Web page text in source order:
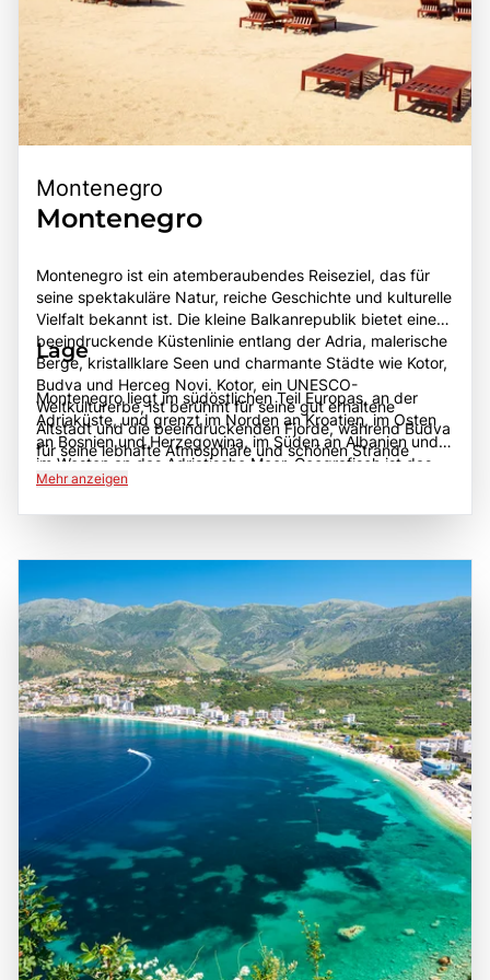
Montenegro
Montenegro
Montenegro ist ein atemberaubendes Reiseziel, das für
seine spektakuläre Natur, reiche Geschichte und kulturelle
Vielfalt bekannt ist. Die kleine Balkanrepublik bietet eine
beeindruckende Küstenlinie entlang der Adria, malerische
Berge, kristallklare Seen und charmante Städte wie Kotor,
Budva und Herceg Novi. Kotor, ein UNESCO-
Weltkulturerbe, ist berühmt für seine gut erhaltene
Altstadt und die beeindruckenden Fjorde, während Budva
für seine lebhafte Atmosphäre und schönen Strände
bekannt ist. Montenegro hat eine bewegte Geschichte,
wurde, darunter die Römer, Byzantiner und Osmanen. Die
Nationalpark und der Skadarsee, bietet zahlreiche
Möglichkeiten für Outdoor-Aktivitäten wie Wandern,
Radfahren und Wassersport. Besucher sollten Montenegro
unbedingt erkunden, um die atemberaubenden
Landschaften, die herzliche Gastfreundschaft der
Einheimischen und die köstliche mediterrane Küche zu
genießen, die dieses Land zu einem unvergesslichen
Erlebnis machen.
Lage
Montenegro liegt im südöstlichen Teil Europas, an der
Adriaküste, und grenzt im Norden an Kroatien, im Osten
an Bosnien und Herzegowina, im Süden an Albanien und
im Westen an das Adriatische Meer. Geografisch ist das
Land von beeindruckenden Gebirgen, darunter die
erreichbar über das Straßennetz und den internationalen
Flughafen Podgorica, der Verbindungen zu vielen
europäischen Städten bietet. Die zentrale Lage macht
Montenegro zu einem idealen Ausgangspunkt für
Erkundungstouren in die umliegenden Regionen,
einschließlich der nahegelegenen Nationalparks und
historischen Stätten. Die Kombination aus natürlicher
Schönheit, kulturellem Erbe und herzlicher
Gastfreundschaft macht Montenegro zu einem attraktiven
Ziel für Reisende, die die Vielfalt und den Reichtum dieses
faszinierenden Landes entdecken möchten.
Mehr anzeigen